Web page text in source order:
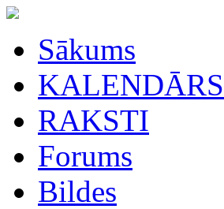
Sākums
KALENDĀRS
RAKSTI
Forums
Bildes